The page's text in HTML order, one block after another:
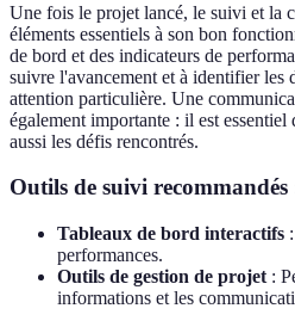
Une fois le projet lancé, le suivi et la
éléments essentiels à son bon
de bord et des indicateurs de
suivre l'avancement et à identifier les
attention particulière. Une
également importante : il est essentiel
aussi les défis rencontrés.
Outils de suivi recommandés
Tableaux de bord interactifs
performances.
Outils de gestion de projet :
informations et les